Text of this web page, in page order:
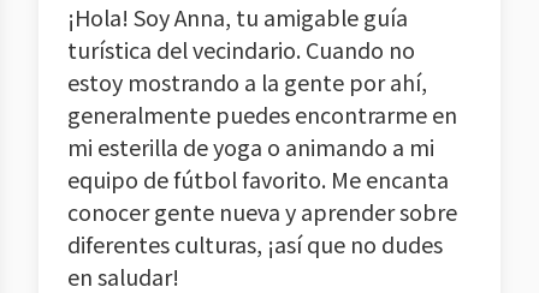
¡Hola! Soy Anna, tu amigable guía
turística del vecindario. Cuando no
estoy mostrando a la gente por ahí,
generalmente puedes encontrarme en
mi esterilla de yoga o animando a mi
equipo de fútbol favorito. Me encanta
conocer gente nueva y aprender sobre
diferentes culturas, ¡así que no dudes
en saludar!